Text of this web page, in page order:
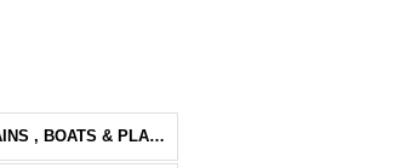
TRAINS , BOATS & PLANES